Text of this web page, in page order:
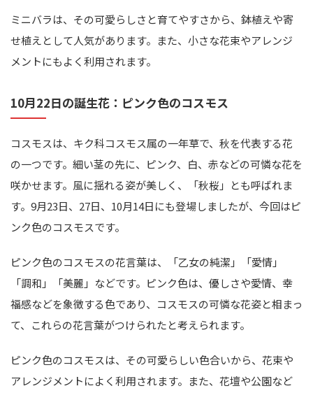
ミニバラは、その可愛らしさと育てやすさから、鉢植えや寄
せ植えとして人気があります。また、小さな花束やアレンジ
メントにもよく利用されます。
10月22日の誕生花：ピンク色のコスモス
コスモスは、キク科コスモス属の一年草で、秋を代表する花
の一つです。細い茎の先に、ピンク、白、赤などの可憐な花を
咲かせます。風に揺れる姿が美しく、「秋桜」とも呼ばれま
す。9月23日、27日、10月14日にも登場しましたが、今回はピ
ンク色のコスモスです。
ピンク色のコスモスの花言葉は、「乙女の純潔」「愛情」
「調和」「美麗」などです。ピンク色は、優しさや愛情、幸
福感などを象徴する色であり、コスモスの可憐な花姿と相まっ
て、これらの花言葉がつけられたと考えられます。
ピンク色のコスモスは、その可愛らしい色合いから、花束や
アレンジメントによく利用されます。また、花壇や公園など